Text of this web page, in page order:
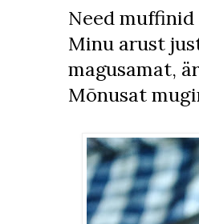
Need
Minu arust
magusamat,
Mõnusat